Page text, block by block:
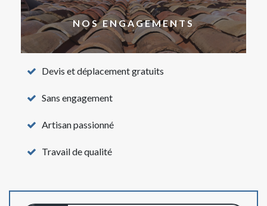
NOS ENGAGEMENTS
Devis et déplacement gratuits
Sans engagement
Artisan passionné
Travail de qualité